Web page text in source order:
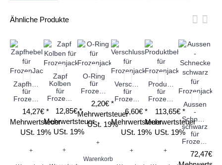
Ähnliche Produkte
Zapfhebel
für
14,27€ *
Mehrwertsteuer
USt. 19%
+
Zapf
Kolben
für
Frozenjack
12,85€ *
Mehrwertsteuer
USt. 19%
+
O-Ring
für
Frozenjack
2,20€ *
Mehrwertsteuer
USt. 19%
+
Warenkorb
Verschlusskappe
für
Frozenjack
6,60€ *
Mehrwertsteuer
USt. 19%
+
Produktbehälter
für
Frozenjack
113,65€ *
Mehrwertsteuer
USt. 19%
+
Aussen
-
Schnecke
schwarz
für
Frozenjack
72,47€ *